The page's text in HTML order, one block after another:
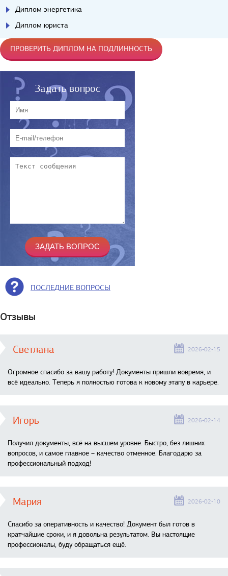
Диплом энергетика
Диплом юриста
ПРОВЕРИТЬ ДИПЛОМ НА ПОДЛИННОСТЬ
Задать вопрос
ПОСЛЕДНИЕ ВОПРОСЫ
Отзывы
Светлана 2026-02-15
Огромное спасибо за вашу работу! Документы пришли вовремя, и
всё идеально. Теперь я полностью готова к новому этапу в карьере.
Игорь 2026-02-14
Получил документы, всё на высшем уровне. Быстро, без лишних
вопросов, и самое главное – качество отменное. Благодарю за
профессиональный подход!
Мария 2026-02-10
Спасибо за оперативность и качество! Документ был готов в
кратчайшие сроки, и я довольна результатом. Вы настоящие
профессионалы, буду обращаться ещё.